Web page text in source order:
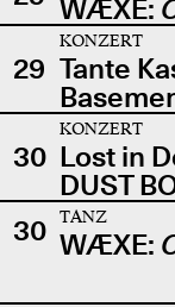
WÆXE:
29
KONZERT
Tante
30
KONZERT
Lost in
DUST
30
TANZ
WÆXE: